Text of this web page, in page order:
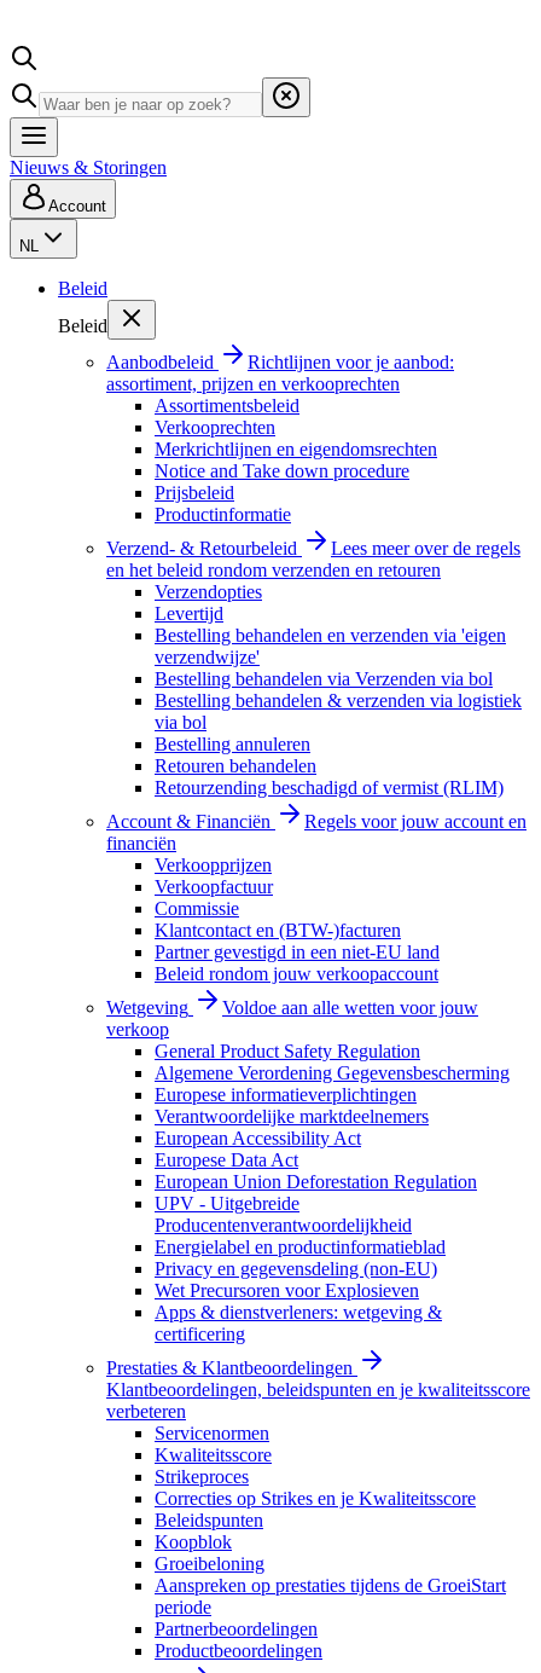
Nieuws & Storingen
Account
NL
Beleid
Beleid
Aanbodbeleid
Richtlijnen voor je aanbod:
assortiment, prijzen en verkooprechten
Assortimentsbeleid
Verkooprechten
Merkrichtlijnen en eigendomsrechten
Notice and Take down procedure
Prijsbeleid
Productinformatie
Verzend- & Retourbeleid
Lees meer over de regels
en het beleid rondom verzenden en retouren
Verzendopties
Levertijd
Bestelling behandelen en verzenden via 'eigen
verzendwijze'
Bestelling behandelen via Verzenden via bol
Bestelling behandelen & verzenden via logistiek
via bol
Bestelling annuleren
Retouren behandelen
Retourzending beschadigd of vermist (RLIM)
Account & Financiën
Regels voor jouw account en
financiën
Verkoopprijzen
Verkoopfactuur
Commissie
Klantcontact en (BTW-)facturen
Partner gevestigd in een niet-EU land
Beleid rondom jouw verkoopaccount
Wetgeving
Voldoe aan alle wetten voor jouw
verkoop
General Product Safety Regulation
Algemene Verordening Gegevensbescherming
Europese informatieverplichtingen
Verantwoordelijke marktdeelnemers
European Accessibility Act
Europese Data Act
European Union Deforestation Regulation
UPV - Uitgebreide
Producentenverantwoordelijkheid
Energielabel en productinformatieblad
Privacy en gegevensdeling (non-EU)
Wet Precursoren voor Explosieven
Apps & dienstverleners: wetgeving &
certificering
Prestaties & Klantbeoordelingen
Klantbeoordelingen, beleidspunten en je kwaliteitsscore
verbeteren
Servicenormen
Kwaliteitsscore
Strikeproces
Correcties op Strikes en je Kwaliteitsscore
Beleidspunten
Koopblok
Groeibeloning
Aanspreken op prestaties tijdens de GroeiStart
periode
Partnerbeoordelingen
Productbeoordelingen